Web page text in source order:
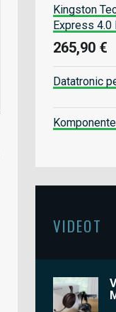
Kingston
Express 4.0
265,90 €
Datatronic
VIDEOT